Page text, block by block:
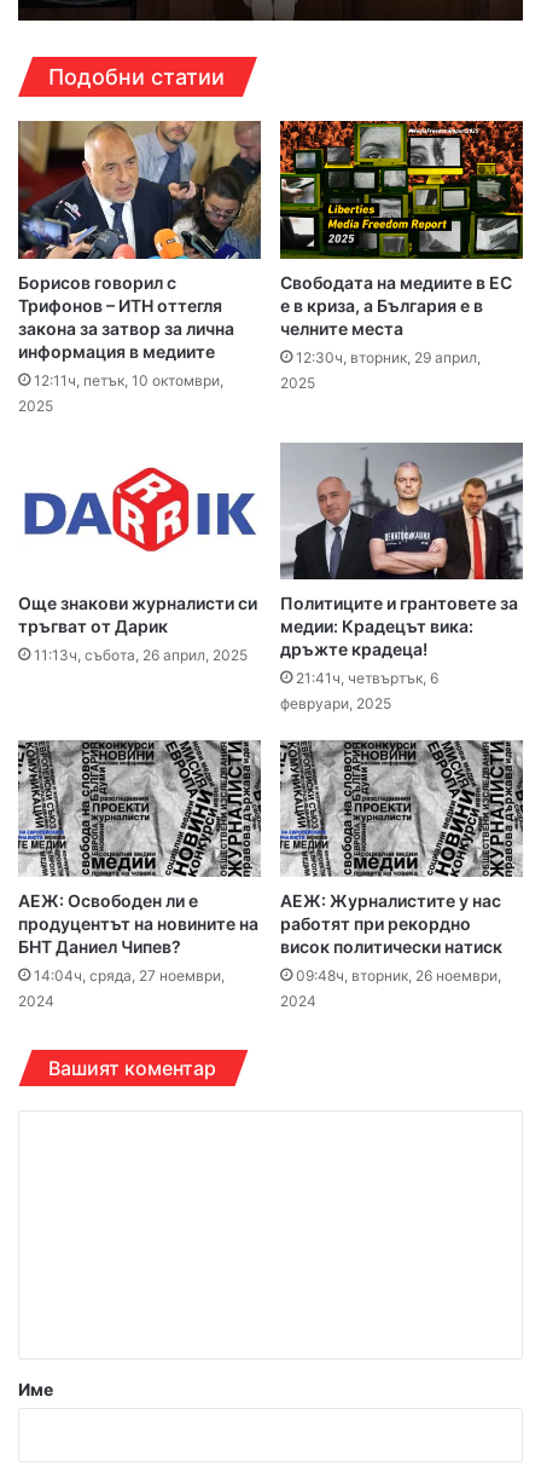
Подобни статии
Борисов говорил с
Трифонов – ИТН оттегля
закона за затвор за лична
информация в медиите
12:11ч, петък, 10 октомври,
2025
Свободата на медиите в ЕС
е в криза, а България е в
челните места
12:30ч, вторник, 29 април,
2025
Още знакови журналисти си
тръгват от Дарик
11:13ч, събота, 26 април, 2025
Политиците и грантовете за
медии: Крадецът вика:
дръжте крадеца!
21:41ч, четвъртък, 6
февруари, 2025
АЕЖ: Освободен ли е
продуцентът на новините на
БНТ Даниел Чипев?
14:04ч, сряда, 27 ноември,
2024
АЕЖ: Журналистите у нас
работят при рекордно
висок политически натиск
09:48ч, вторник, 26 ноември,
2024
Вашият коментар
р
Име